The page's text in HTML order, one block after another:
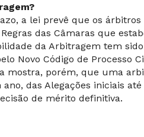
a lei prevê que os
das Câmaras que
da Arbitragem tem
Novo Código de Processo
mostra, porém, que uma
das Alegações iniciais
de mérito definitiva.